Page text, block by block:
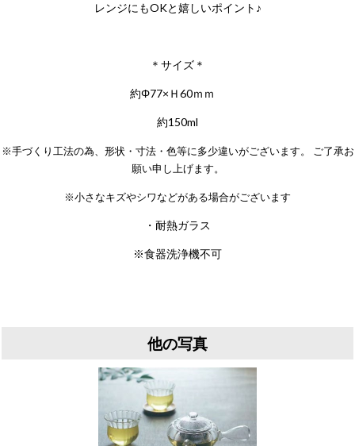
レンジにもOKと嬉しいポイント♪
＊サイズ＊
約Φ77×Ｈ60ｍｍ
約150ml
※手づくり工法の為、形状・寸法・色等に多少違いがございます。 ご了承お
願い申し上げます。
※小さなキズやシワなどがある場合がございます
・耐熱ガラス
※食器洗浄機不可
他の写真